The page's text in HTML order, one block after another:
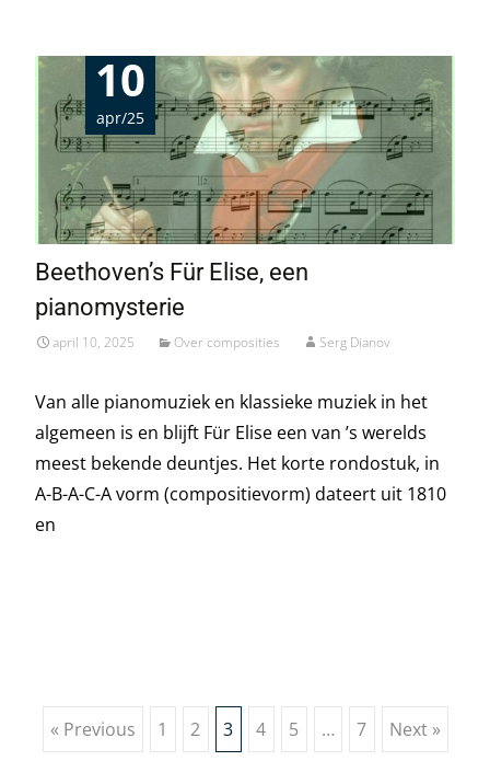
10
apr/25
Beethoven’s Für Elise, een
pianomysterie
april 10, 2025 Over composities Serg Dianov
Van alle pianomuziek en klassieke muziek in het
algemeen is en blijft Für Elise een van ’s werelds
meest bekende deuntjes. Het korte rondostuk, in
A-B-A-C-A vorm (compositievorm) dateert uit 1810
en
Posts
« Previous 1 2 3 4 5 … 7 Next »